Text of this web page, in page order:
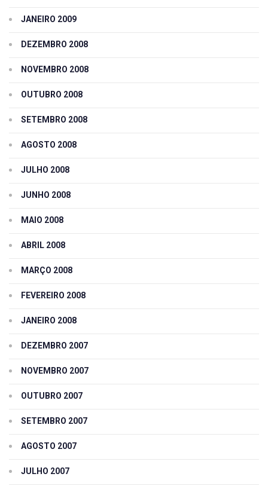
JANEIRO 2009
DEZEMBRO 2008
NOVEMBRO 2008
OUTUBRO 2008
SETEMBRO 2008
AGOSTO 2008
JULHO 2008
JUNHO 2008
MAIO 2008
ABRIL 2008
MARÇO 2008
FEVEREIRO 2008
JANEIRO 2008
DEZEMBRO 2007
NOVEMBRO 2007
OUTUBRO 2007
SETEMBRO 2007
AGOSTO 2007
JULHO 2007